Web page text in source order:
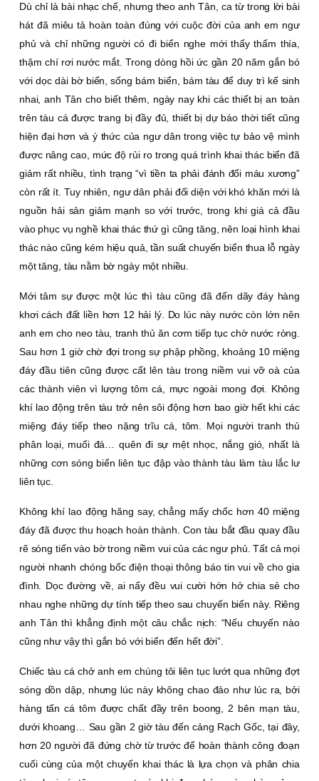
Dù chỉ là bài nhạc chế, nhưng theo anh Tân, ca từ trong lời bài
hát đã miêu tả hoàn toàn đúng với cuộc đời của anh em ngư
phủ và chỉ những người có đi biển nghe mới thấy thấm thía,
thậm chí rơi nước mắt. Trong dòng hồi ức gần 20 năm gắn bó
với dọc dài bờ biển, sống bám biển, bám tàu để duy trì kế sinh
nhai, anh Tân cho biết thêm, ngày nay khi các thiết bị an toàn
trên tàu cá được trang bị đầy đủ, thiết bị dự báo thời tiết cũng
hiện đại hơn và ý thức của ngư dân trong việc tự bảo vệ mình
được nâng cao, mức độ rủi ro trong quá trình khai thác biển đã
giảm rất nhiều, tình trạng “vì tiền ta phải đánh đổi máu xương”
còn rất ít. Tuy nhiên, ngư dân phải đối diện với khó khăn mới là
nguồn hải sản giảm mạnh so với trước, trong khi giá cả đầu
vào phục vụ nghề khai thác thứ gì cũng tăng, nên loại hình khai
thác nào cũng kém hiệu quả, tần suất chuyến biển thua lỗ ngày
một tăng, tàu nằm bờ ngày một nhiều.
Mới tâm sự được một lúc thì tàu cũng đã đến dãy đáy hàng
khơi cách đất liền hơn 12 hải lý. Do lúc này nước còn lớn nên
anh em cho neo tàu, tranh thủ ăn cơm tiếp tục chờ nước ròng.
Sau hơn 1 giờ chờ đợi trong sự phập phồng, khoảng 10 miệng
đáy đầu tiên cũng được cất lên tàu trong niềm vui vỡ oà của
các thành viên vì lượng tôm cá, mực ngoài mong đợi. Không
khí lao động trên tàu trở nên sôi động hơn bao giờ hết khi các
miệng đáy tiếp theo nặng trĩu cá, tôm. Mọi người tranh thủ
phân loại, muối đá… quên đi sự mệt nhọc, nắng gió, nhất là
những cơn sóng biển liên tục đập vào thành tàu làm tàu lắc lư
liên tục.
Không khí lao động hăng say, chẳng mấy chốc hơn 40 miệng
đáy đã được thu hoạch hoàn thành. Con tàu bắt đầu quay đầu
rẽ sóng tiến vào bờ trong niềm vui của các ngư phủ. Tất cả mọi
người nhanh chóng bốc điện thoại thông báo tin vui về cho gia
đình. Dọc đường về, ai nấy đều vui cười hớn hở chia sẻ cho
nhau nghe những dự tính tiếp theo sau chuyến biển này. Riêng
anh Tân thì khẳng định một câu chắc nịch: “Nếu chuyến nào
cũng như vậy thì gắn bó với biển đến hết đời”.
Chiếc tàu cá chở anh em chúng tôi liên tục lướt qua những đợt
sóng dồn dập, nhưng lúc này không chao đảo như lúc ra, bởi
hàng tấn cá tôm được chất đầy trên boong, 2 bên mạn tàu,
dưới khoang… Sau gần 2 giờ tàu đến cảng Rạch Gốc, tại đây,
hơn 20 người đã đứng chờ từ trước để hoàn thành công đoạn
cuối cùng của một chuyến khai thác là lựa chọn và phân chia